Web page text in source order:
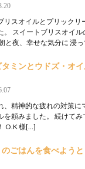
リスオイルとプリックリ
。 スイートブリスオイ
と夜、幸せな気分に 浸
タミンとウドズ・オ
、精神的な疲れの対策に
を頼みました。 続けて
O.K 様[…]
ごはんを食べよう